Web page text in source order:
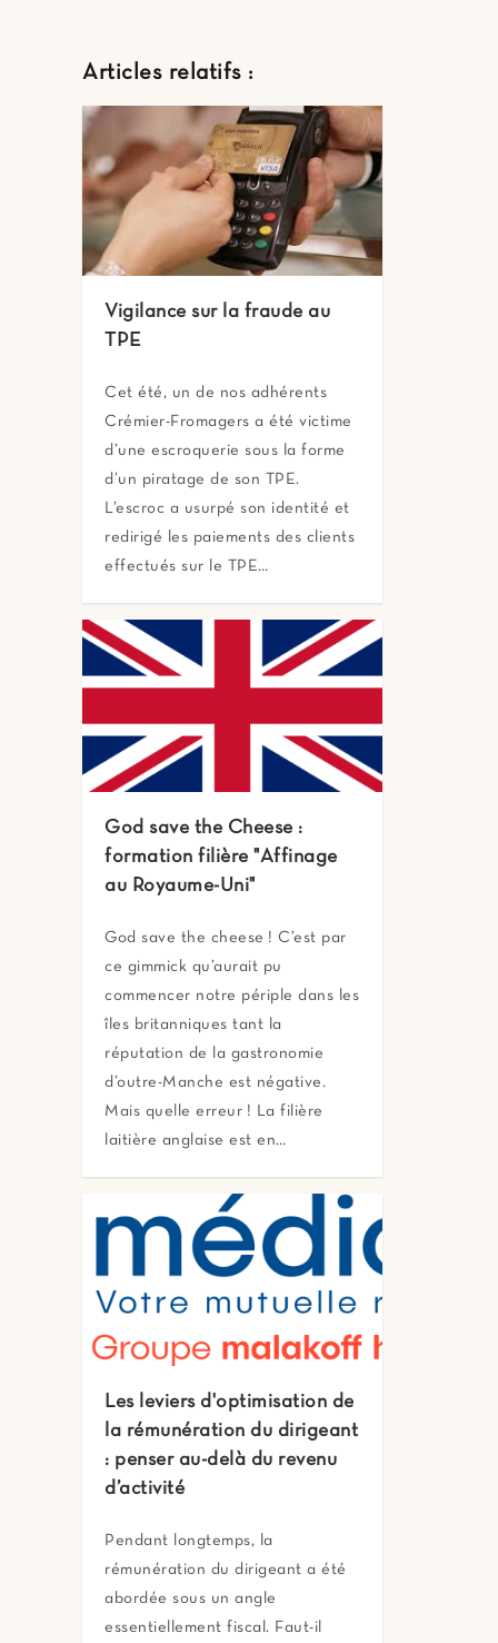
Articles relatifs :
Vigilance sur la fraude au
TPE
Cet été, un de nos adhérents
Crémier-Fromagers a été victime
d’une escroquerie sous la forme
d’un piratage de son TPE.
L’escroc a usurpé son identité et
redirigé les paiements des clients
effectués sur le TPE…
God save the Cheese :
formation filière "Affinage
au Royaume-Uni"
God save the cheese ! C’est par
ce gimmick qu’aurait pu
commencer notre périple dans les
îles britanniques tant la
réputation de la gastronomie
d’outre-Manche est négative.
Mais quelle erreur ! La filière
laitière anglaise est en…
Les leviers d'optimisation de
la rémunération du dirigeant
: penser au-delà du revenu
d’activité
Pendant longtemps, la
rémunération du dirigeant a été
abordée sous un angle
essentiellement fiscal. Faut-il